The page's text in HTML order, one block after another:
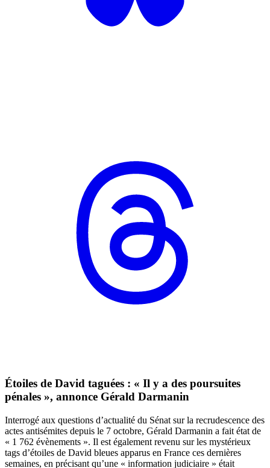
Étoiles de David taguées : « Il y a des poursuites
pénales », annonce Gérald Darmanin
Interrogé aux questions d’actualité du Sénat sur la recrudescence des
actes antisémites depuis le 7 octobre, Gérald Darmanin a fait état de
« 1 762 évènements ». Il est également revenu sur les mystérieux
tags d’étoiles de David bleues apparus en France ces dernières
semaines, en précisant qu’une « information judiciaire » était